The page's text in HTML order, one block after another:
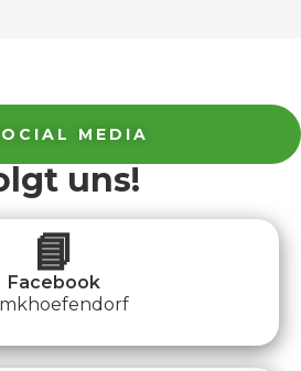
MEDIA
uns!
📘
Facebook